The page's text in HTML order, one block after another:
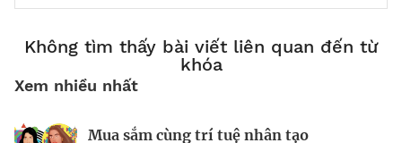
Không tìm thấy bài viết liên quan đến từ
khóa
Xem nhiều nhất
Mua sắm cùng trí tuệ nhân tạo
Nhà sáng lập 25 tuổi và tham vọng lật
Kiểm soát bất ổn và bảo vệ sức khỏe